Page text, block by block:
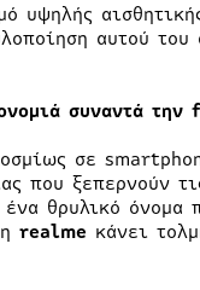
υψηλής
αυτού
συναντά την
σε
που ξεπερνούν
θρυλικό όνομα
realme κάνει